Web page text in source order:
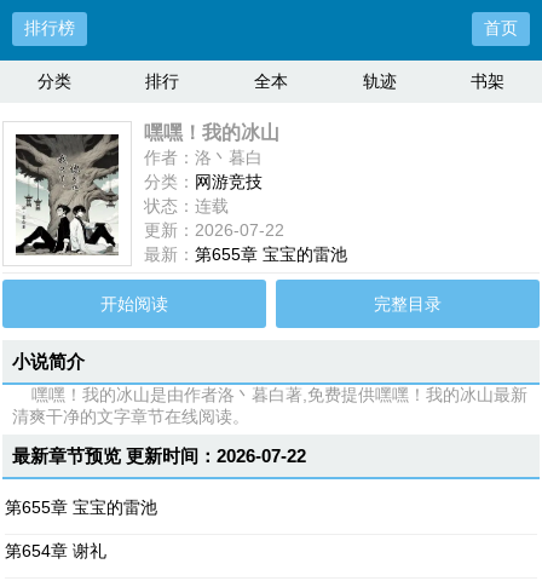
排行榜 首页
分类 排行 全本 轨迹 书架
嘿嘿！我的冰山
作者：洛丶暮白
分类： 网游竞技
状态：连载
更新：2026-07-22
最新：第655章 宝宝的雷池
开始阅读 完整目录
小说简介
嘿嘿！我的冰山是由作者洛丶暮白著,免费提供嘿嘿！我的冰山最新
清爽干净的文字章节在线阅读。
最新章节预览 更新时间：2026-07-22
第655章 宝宝的雷池
第654章 谢礼